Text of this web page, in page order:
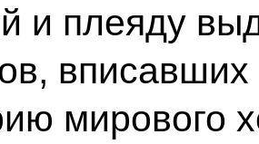
и плеяду
мирового